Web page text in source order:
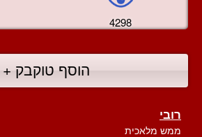
4298
הוסף טוקבק +
רובי
ממש מלאכית